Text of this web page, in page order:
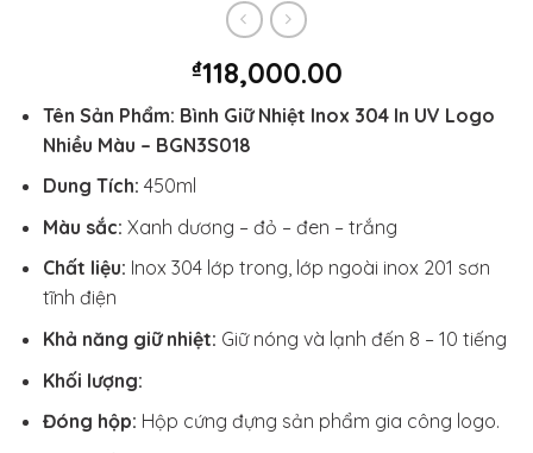
₫118,000.00
Tên Sản Phẩm: Bình Giữ Nhiệt Inox 304 In UV Logo
Nhiều Màu – BGN3S018
Dung Tích: 450ml
Màu sắc: Xanh dương – đỏ – đen – trắng
Chất liệu: Inox 304 lớp trong, lớp ngoài inox 201 sơn
tĩnh điện
Khả năng giữ nhiệt: Giữ nóng và lạnh đến 8 – 10 tiếng
Khối lượng:
Đóng hộp: Hộp cứng đựng sản phẩm gia công logo.